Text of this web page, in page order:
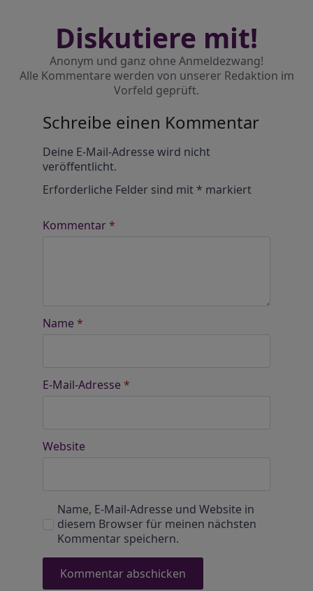
Diskutiere mit!
Anonym und ganz ohne Anmeldezwang!
Alle Kommentare werden von unserer Redaktion im
Vorfeld geprüft.
Schreibe einen Kommentar
Deine E-Mail-Adresse wird nicht
veröffentlicht.
Erforderliche Felder sind mit* markiert
Kommentar*
Name *
E-Mail-Adresse *
Website
Name, E-Mail-Adresse und Website in
diesem Browser für meinen nächsten
Kommentar speichern.